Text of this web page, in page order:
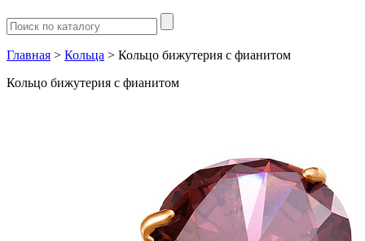
Главная > Кольца > Кольцо бижутерия с фианитом
Кольцо бижутерия с фианитом